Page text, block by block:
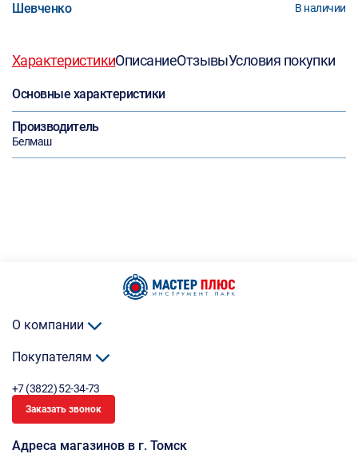
Шевченко В наличии
ХарактеристикиОписаниеОтзывыУсловия покупки
Основные характеристики
Производитель
Белмаш
О компании
Покупателям
+7 (3822) 52-34-73
Заказать звонок
Адреса магазинов в г. Томск